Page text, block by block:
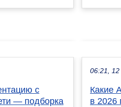
с
— подборка
06:21,
Какие
в 2026